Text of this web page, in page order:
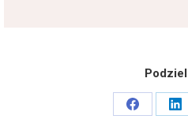
Share